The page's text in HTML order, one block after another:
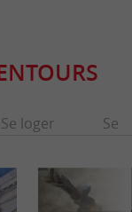
Se loger Se